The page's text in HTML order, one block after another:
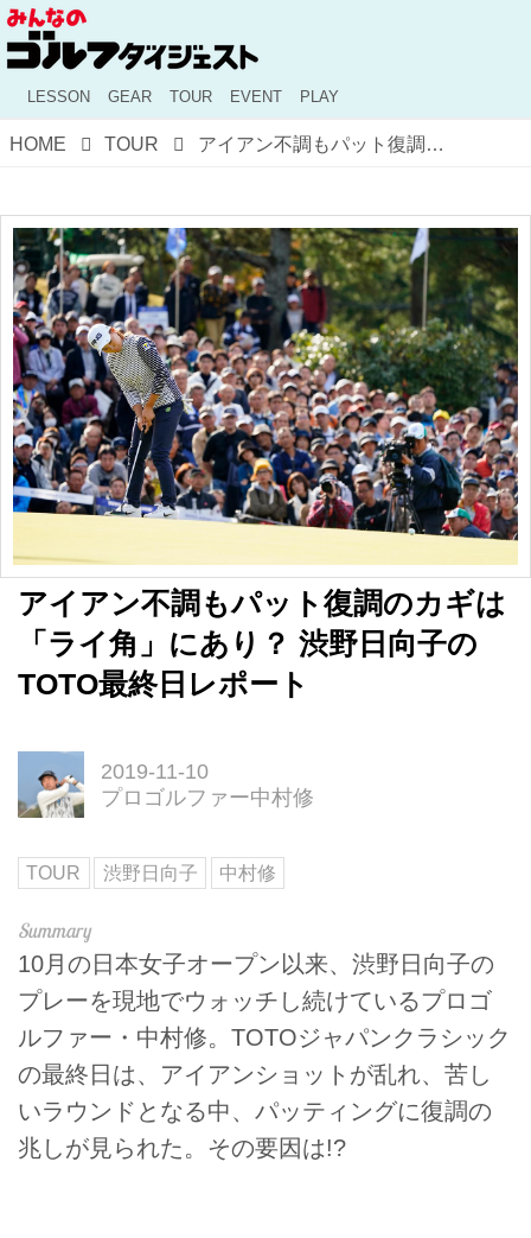
LESSON GEAR TOUR EVENT PLAY
HOME TOUR アイアン不調もパット復調のカギは「ライ角」にあり？ 渋野日向子のTOTO最終日レポート
アイアン不調もパット復調のカギは
「ライ角」にあり？ 渋野日向子の
TOTO最終日レポート
2019-11-10
プロゴルファー中村修
TOUR 渋野日向子 中村修
10月の日本女子オープン以来、渋野日向子の
プレーを現地でウォッチし続けているプロゴ
ルファー・中村修。TOTOジャパンクラシック
の最終日は、アイアンショットが乱れ、苦し
いラウンドとなる中、パッティングに復調の
兆しが見られた。その要因は!?